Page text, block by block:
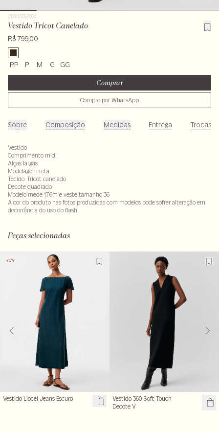
012613262002
Vestido Tricot Canelado
R$ 799,00
PP P M G GG
Comprar
Compre por WhatsApp
Sobre Composição Medidas Entrega Trocas
Vestido
Comprimento midi
Alças largas
Modelagem reta
Tecido: Tricot canelado
Decote quadrado
Modelo mede 1,76m e veste tamanho 36
A cor do produto nas fotos produzidas com modelos pode sofrer alteração em
decorrência do uso do flash
Peças selecionadas
-70%
Vestido Liocel Jeans Escuro
Vestido 360 Soft Touch
Decote V